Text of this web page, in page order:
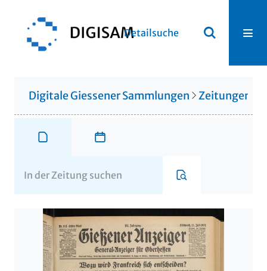
Detailsuche
Digitale Giessener Sammlungen Zeitungen